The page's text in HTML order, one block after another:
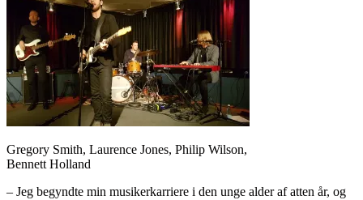
Gregory Smith, Laurence Jones, Philip Wilson,
Bennett Holland
– Jeg begyndte min musikerkarriere i den unge alder af atten år, og